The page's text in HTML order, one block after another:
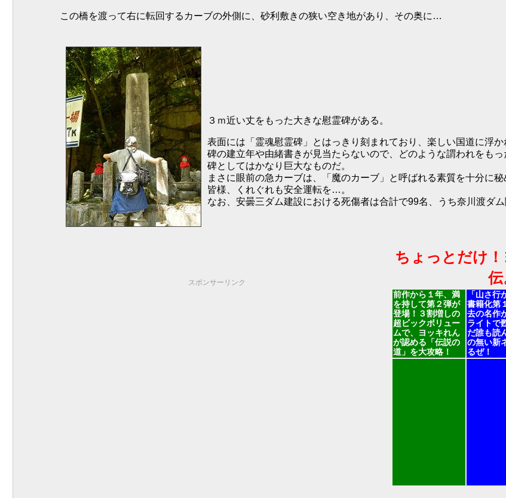
この橋を渡って右に転回するカーブの外側に、砂利敷きの狭い空き地があり、その奥に…
３ｍ近い丈をもった大きな慰霊碑がある。
表面には「霊魂慰霊碑」とはっきり刻まれており、楽しい国道に浮
碑の建立年や由緒書きが見当たらないので、どのような謂われをも
碑としてはかなり巨大なものだ。
まさに眼前の急カーブは、「魔のカーブ」と呼ばれる素質を十分に秘
皆様、くれぐれも安全運転を…。
なお、安曇三ダム建設における死傷者は合計で99名、うち奈川渡ダ
スポンサーリンク
ちょっとだけ
伝
前作から１年、満
を持して第２弾が
登場！３割増しの
超ビックボリュー
ムで、ヨッキれん
が認める「伝説の
道」を大攻略！
「山さ行
書籍化第
去の名作
ライトで
だ誰も読
の無い新
るぜ！